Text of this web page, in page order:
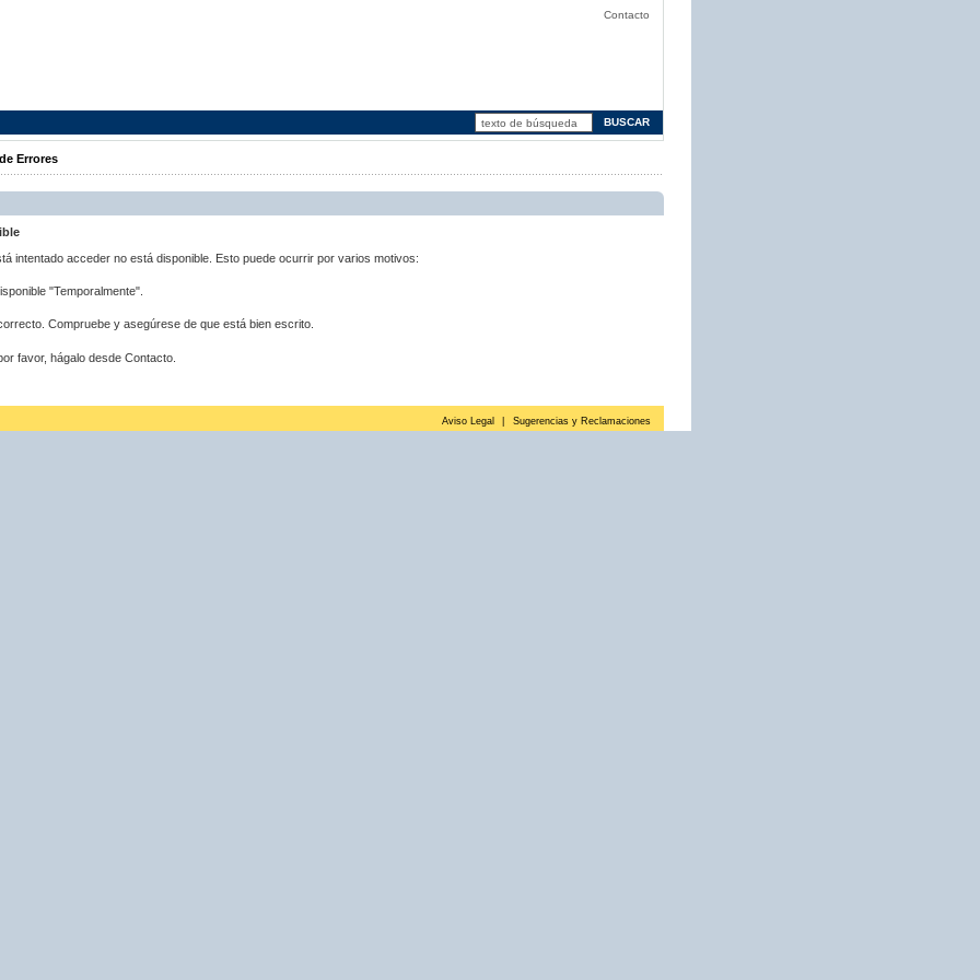
Contacto
Errores
intentado acceder no está disponible. Esto puede ocurrir por varios motivos:
"Temporalmente".
Compruebe y asegúrese de que está bien escrito.
favor, hágalo desde Contacto.
Aviso Legal Sugerencias y Reclamaciones